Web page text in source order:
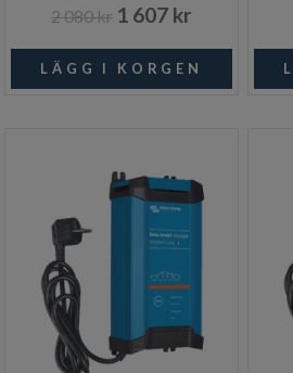
2 080 kr 1 607 kr